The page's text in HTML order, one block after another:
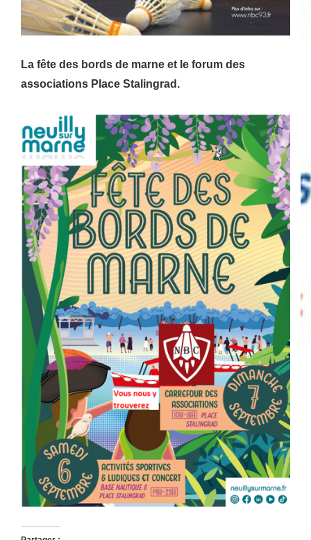
La fête des bords de marne et le forum des
associations Place Stalingrad.